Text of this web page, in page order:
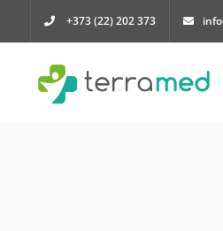
+373 (22) 202 373